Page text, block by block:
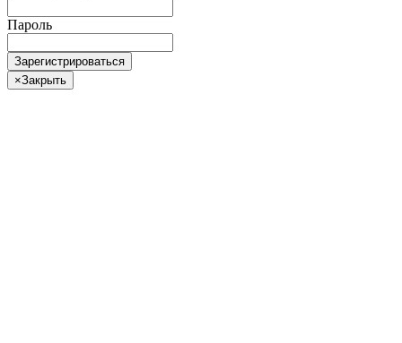
Пароль
Зарегистрироваться
×Закрыть